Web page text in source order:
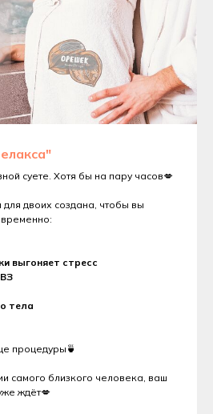
суете. Хотя бы на пару часов💋
двоих создана, чтобы вы
выгоняет стресс
тела
процедуры🍵
самого близкого человека, ваш
ждёт💋